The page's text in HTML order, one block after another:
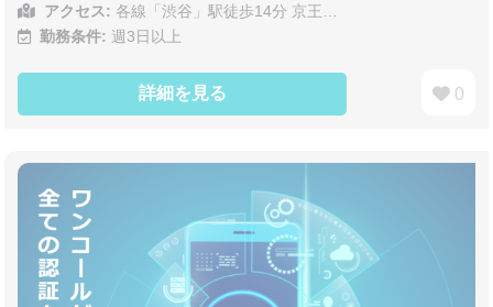
アクセス: 各線「渋谷」駅徒歩14分 京王…
勤務条件: 週3日以上
詳細を見る 0